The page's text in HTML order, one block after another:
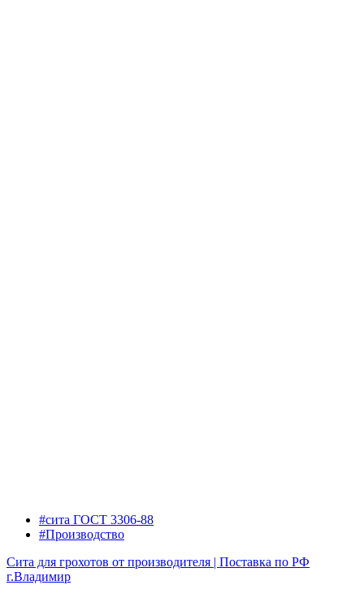
#сита ГОСТ 3306-88
#Производство
Сита для грохотов от производителя | Поставка по РФ
г.Владимир